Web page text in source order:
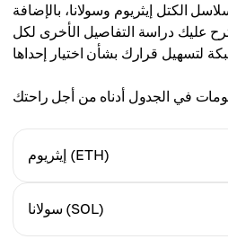
الكتل إيثريوم وسولانا، بالإضافة
عليك دراسة التفاصيل الأخرى لكل
إيثريوم (ETH)
إصدار العملة
لا يوجد حد أقصى للإصدار
سولانا (SOL)